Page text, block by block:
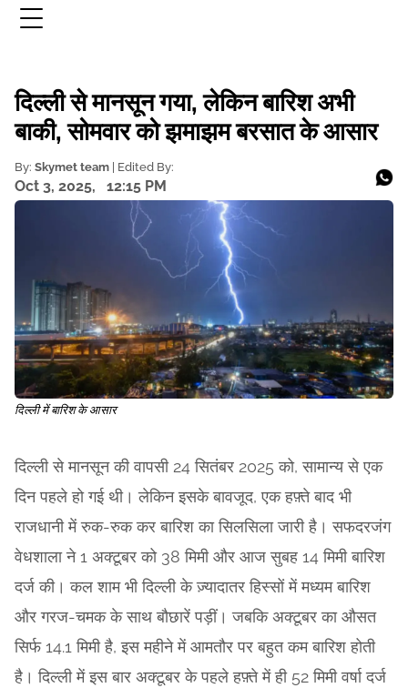
दिल्ली से मानसून गया, लेकिन बारिश अभी
बाकी, सोमवार को झमाझम बरसात के आसार
By: Skymet team | Edited By:
Oct 3, 2025, 12:15 PM
दिल्ली में बारिश के आसार
दिल्ली से मानसून की वापसी 24 सितंबर 2025 को, सामान्य से एक
दिन पहले हो गई थी। लेकिन इसके बावजूद, एक हफ़्ते बाद भी
राजधानी में रुक-रुक कर बारिश का सिलसिला जारी है। सफदरजंग
वेधशाला ने 1 अक्टूबर को 38 मिमी और आज सुबह 14 मिमी बारिश
दर्ज की। कल शाम भी दिल्ली के ज़्यादातर हिस्सों में मध्यम बारिश
और गरज-चमक के साथ बौछारें पड़ीं। जबकि अक्टूबर का औसत
सिर्फ 14.1 मिमी है, इस महीने में आमतौर पर बहुत कम बारिश होती
है। दिल्ली में इस बार अक्टूबर के पहले हफ़्ते में ही 52 मिमी वर्षा दर्ज